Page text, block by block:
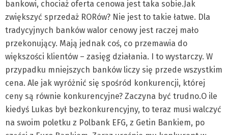
bankowi, chociaż oferta cenowa jest taka sobie.Jak
zwiększyć sprzedaż RORów? Nie jest to takie łatwe. Dla
tradycyjnych banków walor cenowy jest raczej mało
przekonujący. Mają jednak coś, co przemawia do
większości klientów – zasięg działania. I to wystarczy. W
przypadku mniejszych banków liczy się przede wszystkim
cena. Ale jak wyróżnić się spośród konkurencji, której
ceny są równie konkurencyjne? Zaczyna być trudno.O ile
kiedyś Lukas był bezkonkurencyjny, to teraz musi walczyć
na swoim poletku z Polbank EFG, z Getin Bankiem, po